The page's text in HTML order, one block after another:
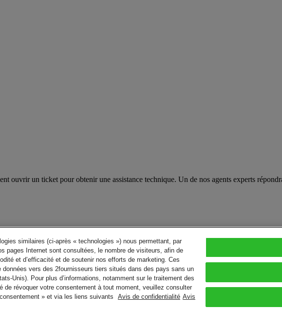
ouvrir un ticket pour obtenir une assistance technique. Un de nos agents experts
similaires (ci-après « technologies ») nous permettant, par
pages Internet sont consultées, le nombre de visiteurs, afin de
et d’efficacité et de soutenir nos efforts de marketing. Ces
vers des 2fournisseurs tiers situés dans des pays sans un
Unis). Pour plus d’informations, notamment sur le traitement des
de révoquer votre consentement à tout moment, veuillez consulter
» et via les liens suivants
Avis de confidentialité Avis